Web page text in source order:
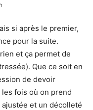
si après le premier,
pour la suite.
et ça permet de
Que ce soit en
de devoir
fois où on prend
et un décolleté